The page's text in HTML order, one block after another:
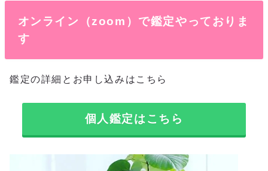
オンライン（zoom）で鑑定やっておりま
す
鑑定の詳細とお申し込みはこちら
個人鑑定はこちら